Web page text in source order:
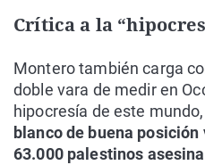
Crítica a la
Montero también carga
doble vara de medir en
hipocresía de este mundo,
blanco de buena
63.000 palestinos